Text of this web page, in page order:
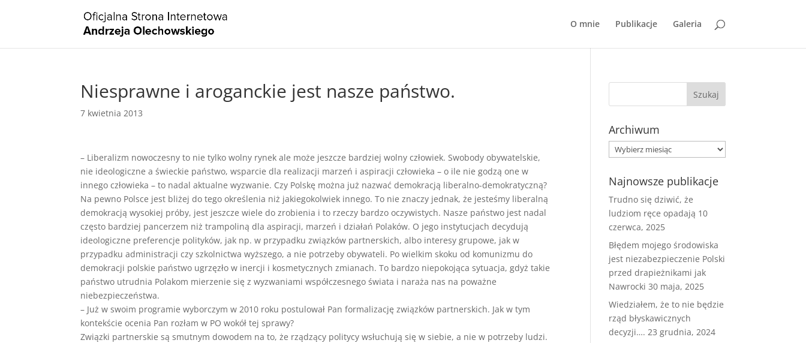
O mnie Publikacje Galeria
Niesprawne i aroganckie jest nasze państwo.
7 kwietnia 2013
– Liberalizm nowoczesny to nie tylko wolny rynek ale może jeszcze bardziej wolny człowiek. Swobody obywatelskie,
nie ideologiczne a świeckie państwo, wsparcie dla realizacji marzeń i aspiracji człowieka – o ile nie godzą one w
innego człowieka – to nadal aktualne wyzwanie. Czy Polskę można już nazwać demokracją liberalno-demokratyczną?
Na pewno Polsce jest bliżej do tego określenia niż jakiegokolwiek innego. To nie znaczy jednak, że jesteśmy liberalną
demokracją wysokiej próby, jest jeszcze wiele do zrobienia i to rzeczy bardzo oczywistych. Nasze państwo jest nadal
często bardziej pancerzem niż trampoliną dla aspiracji, marzeń i działań Polaków. O jego instytucjach decydują
ideologiczne preferencje polityków, jak np. w przypadku związków partnerskich, albo interesy grupowe, jak w
przypadku administracji czy szkolnictwa wyższego, a nie potrzeby obywateli. Po wielkim skoku od komunizmu do
demokracji polskie państwo ugrzęzło w inercji i kosmetycznych zmianach. To bardzo niepokojąca sytuacja, gdyż takie
państwo utrudnia Polakom mierzenie się z wyzwaniami współczesnego świata i naraża nas na poważne
niebezpieczeństwa.
– Już w swoim programie wyborczym w 2010 roku postulował Pan formalizację związków partnerskich. Jak w tym
kontekście ocenia Pan rozłam w PO wokół tej sprawy?
Związki partnerskie są smutnym dowodem na to, że rządzący politycy wsłuchują się w siebie, a nie w potrzeby ludzi.
Archiwum
Archiwum
Najnowsze publikacje
Trudno się dziwić, że
ludziom ręce opadają 10
czerwca, 2025
Błędem mojego środowiska
jest niezabezpieczenie Polski
przed drapieżnikami jak
Nawrocki 30 maja, 2025
Wiedziałem, że to nie będzie
rząd błyskawicznych
decyzji…. 23 grudnia, 2024